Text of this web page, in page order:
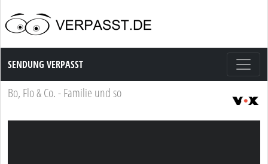
Sendung Verpasst
SENDUNG VERPASST
Bo, Flo & Co. - Familie und so